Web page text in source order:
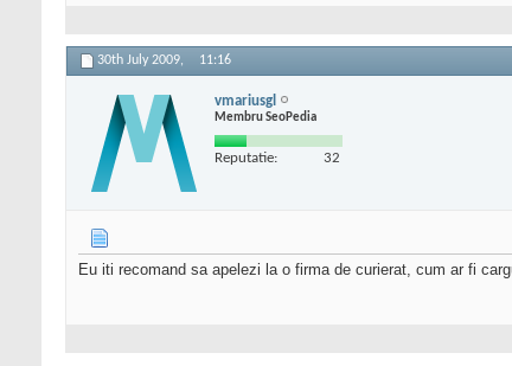
30th July 2009, 11:16
vmariusgl
Membru SeoPedia
Reputatie: 32
Eu iti recomand sa apelezi la o firma de curierat, cum ar fi